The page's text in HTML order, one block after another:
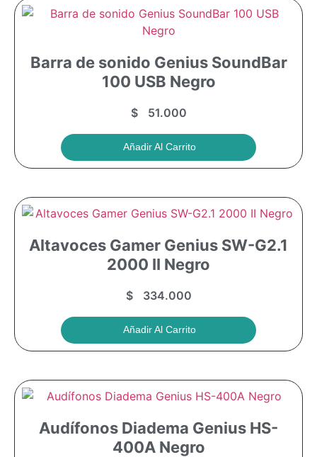
Barra de sonido Genius SoundBar
100 USB Negro
$51.000
Añadir Al Carrito
Altavoces Gamer Genius SW-G2.1
2000 II Negro
$334.000
Añadir Al Carrito
Audífonos Diadema Genius HS-
400A Negro